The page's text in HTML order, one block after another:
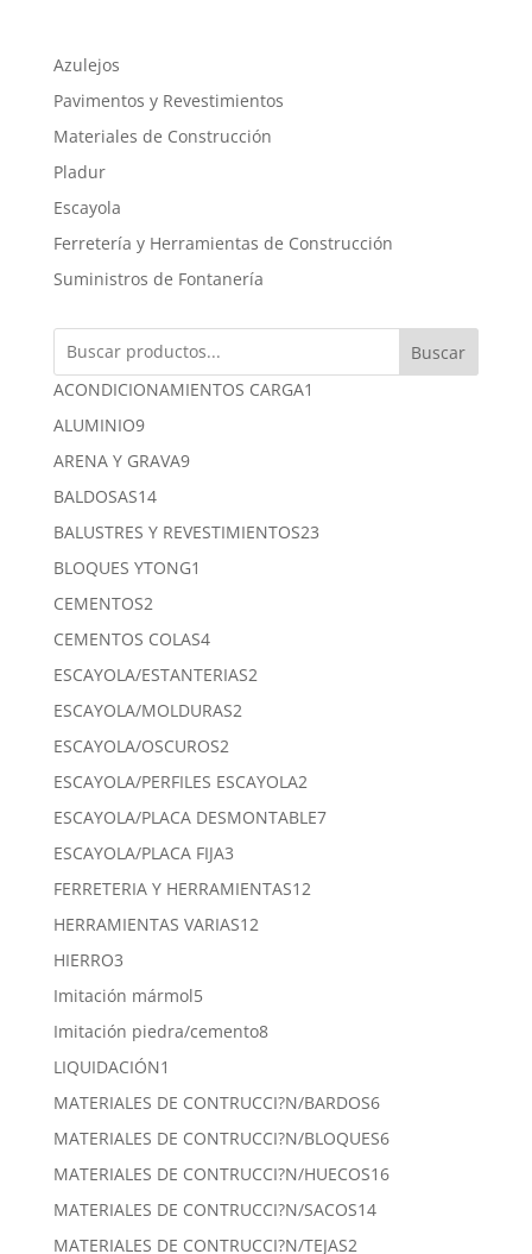
Azulejos
Pavimentos y Revestimientos
Materiales de Construcción
Pladur
Escayola
Ferretería y Herramientas de Construcción
Suministros de Fontanería
Buscar
ACONDICIONAMIENTOS CARGA1
ALUMINIO99
productos
ARENA Y GRAVA99
BALDOSAS1414
productos
BALUSTRES Y REVESTIMIENTOS2323
BLOQUES YTONG1
CEMENTOS22
productos
CEMENTOS COLAS44
productos
ESCAYOLA/ESTANTERIAS22
ESCAYOLA/MOLDURAS22
ESCAYOLA/OSCUROS22
productos
ESCAYOLA/PERFILES ESCAYOLA22
productos
ESCAYOLA/PLACA DESMONTABLE77
ESCAYOLA/PLACA FIJA33
productos
FERRETERIA Y HERRAMIENTAS1212
HERRAMIENTAS VARIAS1212
HIERRO33
productos
Imitación mármol55
productos
Imitación piedra/cemento88
LIQUIDACIÓN1
producto
MATERIALES DE CONTRUCCI?N/BARDOS66
productos
MATERIALES DE CONTRUCCI?N/BLOQUES66
productos
MATERIALES DE CONTRUCCI?N/HUECOS1616
MATERIALES DE CONTRUCCI?N/SACOS1414
MATERIALES DE CONTRUCCI?N/TEJAS22